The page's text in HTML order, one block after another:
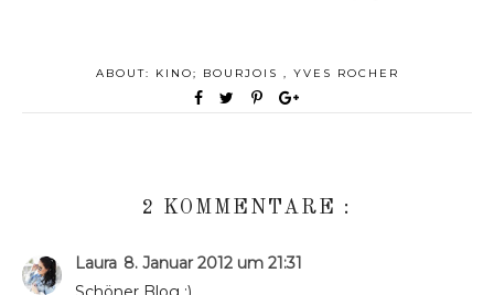
ABOUT: KINO; BOURJOIS , YVES ROCHER
2 KOMMENTARE :
Laura 8. Januar 2012 um 21:31